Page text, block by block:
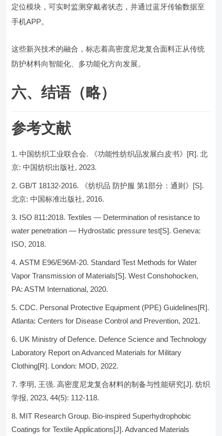
定位模块，可实时监测穿戴者状态，并通过蓝牙传输数据至
手机APP。
这些新兴技术的融合，标志着高密度尼龙复合面料正从传统
防护材料向智能化、多功能化方向发展。
六、结语（略）
参考文献
中国纺织工业联合会. 《功能性纺织品发展白皮书》[R]. 北
京: 中国纺织出版社, 2023.
GB/T 18132-2016. 《纺织品 防护服 第1部分：通则》[S].
北京: 中国标准出版社, 2016.
ISO 811:2018. Textiles — Determination of resistance to
water penetration — Hydrostatic pressure test[S]. Geneva:
ISO, 2018.
ASTM E96/E96M-20. Standard Test Methods for Water
Vapor Transmission of Materials[S]. West Conshohocken,
PA: ASTM International, 2020.
CDC. Personal Protective Equipment (PPE) Guidelines[R].
Atlanta: Centers for Disease Control and Prevention, 2021.
UK Ministry of Defence. Defence Science and Technology
Laboratory Report on Advanced Materials for Military
Clothing[R]. London: MOD, 2022.
李明, 王强. 高密度尼龙复合材料的制备与性能研究[J]. 纺织
学报, 2023, 44(5): 112-118.
MIT Research Group. Bio-inspired Superhydrophobic
Coatings for Textile Applications[J]. Advanced Materials